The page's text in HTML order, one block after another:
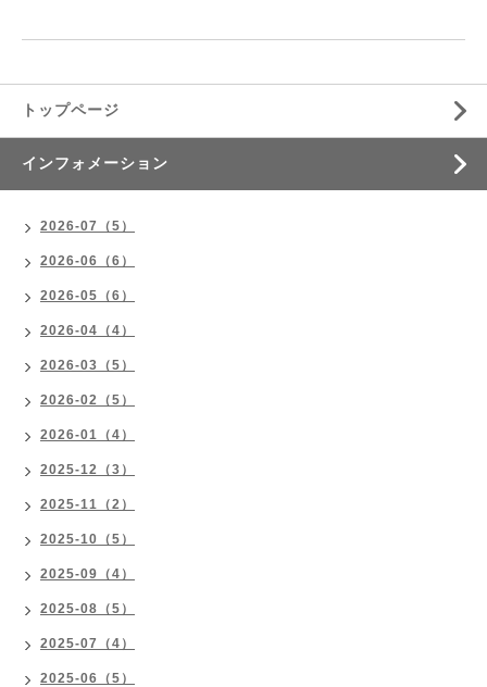
トップページ
インフォメーション
2026-07（5）
2026-06（6）
2026-05（6）
2026-04（4）
2026-03（5）
2026-02（5）
2026-01（4）
2025-12（3）
2025-11（2）
2025-10（5）
2025-09（4）
2025-08（5）
2025-07（4）
2025-06（5）